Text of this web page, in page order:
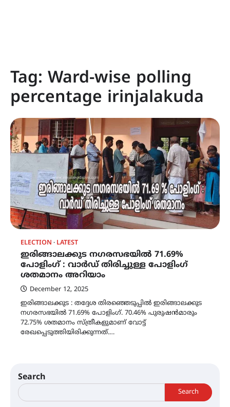
Tag: Ward-wise polling
percentage irinjalakuda
ELECTION LATEST
ഇരിങ്ങാലക്കുട നഗരസഭയിൽ 71.69%
പോളിംഗ് : വാർഡ് തിരിച്ചുള്ള പോളിംഗ്
ശതമാനം അറിയാം
December 12, 2025
ഇരിങ്ങാലക്കുട : തദ്ദേശ തിരഞ്ഞെടുപ്പിൽ ഇരിങ്ങാലക്കുട
നഗരസഭയിൽ 71.69% പോളിംഗ്. 70.46% പുരുഷൻമാരും
72.75% ശതമാനം സ്ത്രീകളുമാണ് വോട്ട്
രേഖപ്പെടുത്തിയിരിക്കുന്നത്.…
Search
Search